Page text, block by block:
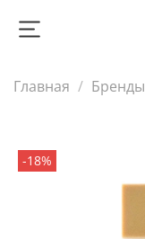
Главная Бренды
-18%